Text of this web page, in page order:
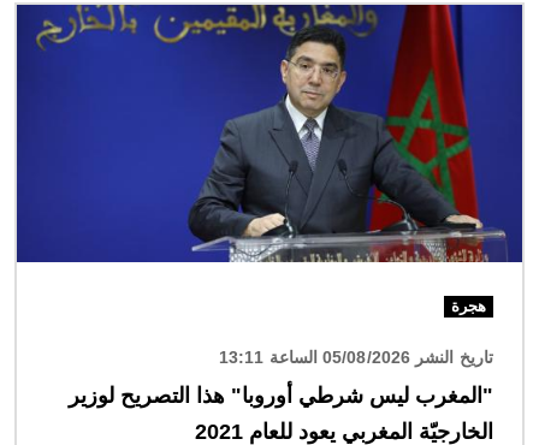
هجرة
تاريخ النشر 05/08/2026 الساعة 13:11
"المغرب ليس شرطي أوروبا" هذا التصريح لوزير
الخارجيّة المغربي يعود للعام 2021